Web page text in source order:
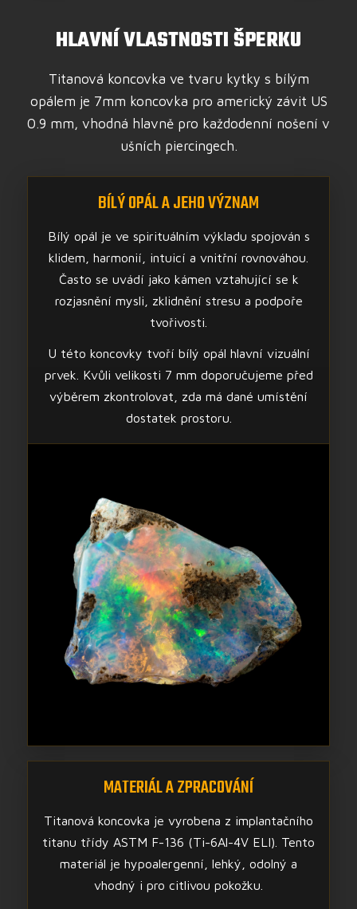
HLAVNÍ VLASTNOSTI ŠPERKU
Titanová koncovka ve tvaru kytky s bílým
opálem je 7mm koncovka pro americký závit US
0.9 mm, vhodná hlavně pro každodenní nošení v
ušních piercingech.
BÍLÝ OPÁL A JEHO VÝZNAM
Bílý opál je ve spirituálním výkladu spojován s
klidem, harmonií, intuicí a vnitřní rovnováhou.
Často se uvádí jako kámen vztahující se k
rozjasnění mysli, zklidnění stresu a podpoře
tvořivosti.
U této koncovky tvoří bílý opál hlavní vizuální
prvek. Kvůli velikosti 7 mm doporučujeme před
výběrem zkontrolovat, zda má dané umístění
dostatek prostoru.
MATERIÁL A ZPRACOVÁNÍ
Titanová koncovka je vyrobena z implantačního
titanu třídy ASTM F-136 (Ti-6Al-4V ELI). Tento
materiál je hypoalergenní, lehký, odolný a
vhodný i pro citlivou pokožku.